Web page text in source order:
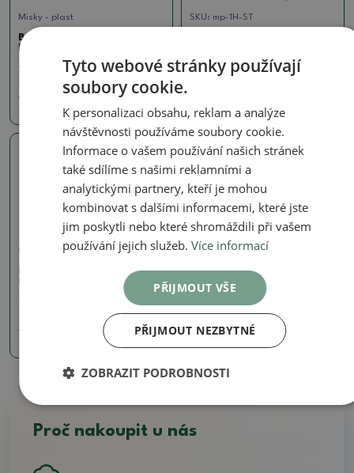
Misky - plast
Bonsai miska plast MP-7
hnědá - 34 x 26 x 10 cm
110 Kč
SKU: mp-1H-ST
Misky - plast
Bonsai miska plast MP-3
hnědá - 11 x 8 x 5,5 cm
10 Kč
Proč nakoupit u nás
Tyto webové stránky používají
soubory cookie.
K personalizaci obsahu, reklam a analýze
návštěvnosti používáme soubory cookie.
Informace o vašem používání našich stránek
také sdílíme s našimi reklamními a
analytickými partnery, kteří je mohou
kombinovat s dalšími informacemi, které jste
jim poskytli nebo které shromáždili při vašem
používání jejich služeb.Více informací
PŘIJMOUT VŠE
PŘIJMOUT NEZBYTNÉ
ZOBRAZIT PODROBNOSTI